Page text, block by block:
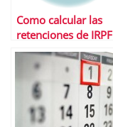
Como calcular las
retenciones de IRPF
en 2011